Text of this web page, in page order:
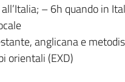
– 6h quando in
anglicana e
orientali (EXD)